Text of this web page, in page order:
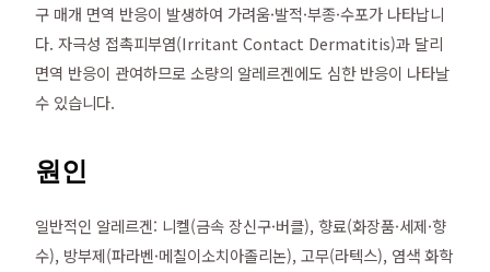
구 매개 면역 반응이 발생하여 가려움·발적·부종·수포가 나타납니
다. 자극성 접촉피부염(Irritant Contact Dermatitis)과 달리
면역 반응이 관여하므로 소량의 알레르겐에도 심한 반응이 나타날
수 있습니다.
원인
일반적인 알레르겐: 니켈(금속 장신구·버클), 향료(화장품·세제·향
수), 방부제(파라벤·메칠이소치아졸리논), 고무(라텍스), 염색 화학